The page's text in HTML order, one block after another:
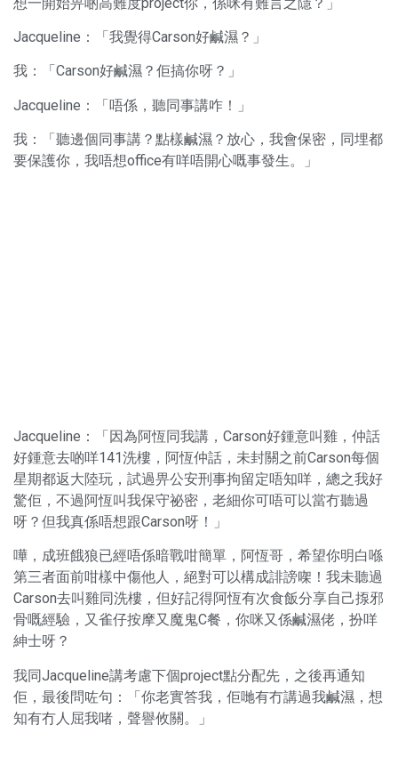
Jacqueline：「我覺得Carson好鹹濕？」
我：「Carson好鹹濕？佢搞你呀？」
Jacqueline：「唔係，聽同事講咋！」
我：「聽邊個同事講？點樣鹹濕？放心，我會保密，同埋都
要保護你，我唔想office有咩唔開心嘅事發生。」
Jacqueline：「因為阿恆同我講，Carson好鍾意叫雞，仲話
好鍾意去啲咩141洗樓，阿恆仲話，未封關之前Carson每個
星期都返大陸玩，試過畀公安刑事拘留定唔知咩，總之我好
驚佢，不過阿恆叫我保守祕密，老細你可唔可以當冇聽過
呀？但我真係唔想跟Carson呀！」
嘩，成班餓狼已經唔係暗戰咁簡單，阿恆哥，希望你明白喺
第三者面前咁樣中傷他人，絕對可以構成誹謗㗎！我未聽過
Carson去叫雞同洗樓，但好記得阿恆有次食飯分享自己揼邪
骨嘅經驗，又雀仔按摩又魔鬼C餐，你咪又係鹹濕佬，扮咩
紳士呀？
我同Jacqueline講考慮下個project點分配先，之後再通知
佢，最後問咗句：「你老實答我，佢哋有冇講過我鹹濕，想
知有冇人屈我啫，聲譽攸關。」